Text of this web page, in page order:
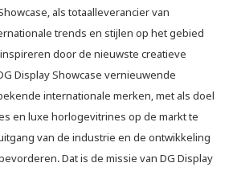
als totaalleverancier van
trends en stijlen op het gebied
door de nieuwste creatieve
Display Showcase vernieuwende
internationale merken, met als doel
en luxe horlogevitrines op de markt te
van de industrie en de ontwikkeling
Dat is de missie van DG Display